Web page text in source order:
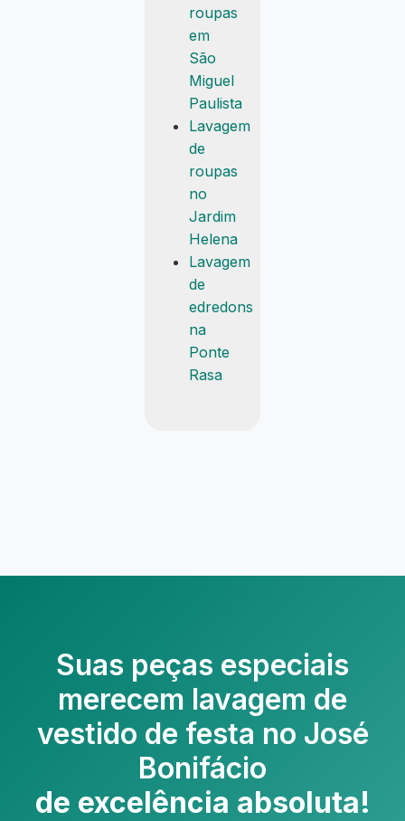
roupas
em
São
Miguel
Paulista
Lavagem
de
roupas
no
Jardim
Helena
Lavagem
de
edredons
na
Ponte
Rasa
Suas peças especiais
merecem lavagem de
vestido de festa no José
Bonifácio
de excelência absoluta!